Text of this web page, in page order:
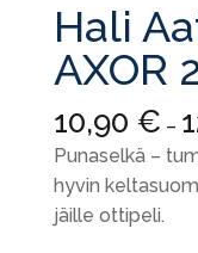
Hali
AXOR
10,90 € –
Punaselkä –
hyvin
jäille ottipeli.